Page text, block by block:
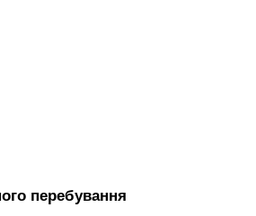
перебування